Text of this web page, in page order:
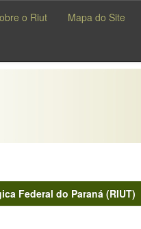
o Riut Mapa do Site
Federal do Paraná (RIUT)